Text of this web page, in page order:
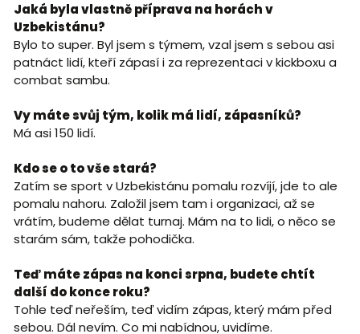
Jaká byla vlastně příprava na horách v
Uzbekistánu?
Bylo to super. Byl jsem s týmem, vzal jsem s sebou asi
patnáct lidí, kteří zápasí i za reprezentaci v kickboxu a
combat sambu.
Vy máte svůj tým, kolik má lidí, zápasníků?
Má asi 150 lidí.
Kdo se o to vše stará?
Zatím se sport v Uzbekistánu pomalu rozvíjí, jde to ale
pomalu nahoru. Založil jsem tam i organizaci, až se
vrátím, budeme dělat turnaj. Mám na to lidi, o něco se
starám sám, takže pohodička.
Teď máte zápas na konci srpna, budete chtít
další do konce roku?
Tohle teď neřeším, teď vidím zápas, který mám před
sebou. Dál nevím. Co mi nabídnou, uvidíme.